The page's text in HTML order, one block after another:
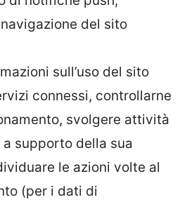
del sito
sull’uso del sito
connessi, controllarne
svolgere attività
supporto della sua
le azioni volte al
(per i dati di